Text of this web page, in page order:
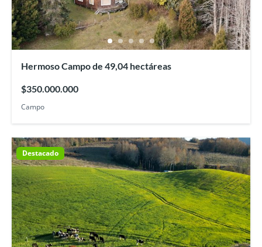
Hermoso Campo de 49,04 hectáreas
$350.000.000
Campo
Destacado